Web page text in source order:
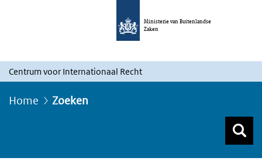
Ministerie van Buitenlandse
Zaken
Centrum voor Internationaal Recht
Home Zoeken